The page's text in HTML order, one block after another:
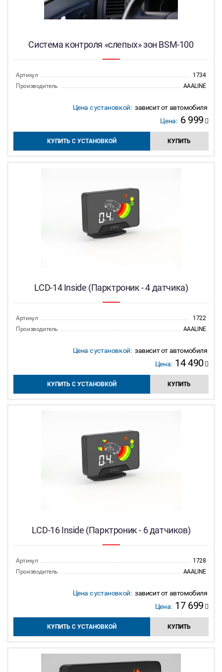
Система контроля «слепых» зон BSM-100
Артикул
1734
Производитель
AAALINE
Цена с установкой: зависит от автомобиля
Цена: 6 999
КУПИТЬ С УСТАНОВКОЙ КУПИТЬ
LCD-14 Inside (Парктроник - 4 датчика)
Артикул
1722
Производитель
AAALINE
Цена с установкой: зависит от автомобиля
Цена: 14 490
КУПИТЬ С УСТАНОВКОЙ КУПИТЬ
LCD-16 Inside (Парктроник - 6 датчиков)
Артикул
1728
Производитель
AAALINE
Цена с установкой: зависит от автомобиля
Цена: 17 699
КУПИТЬ С УСТАНОВКОЙ КУПИТЬ